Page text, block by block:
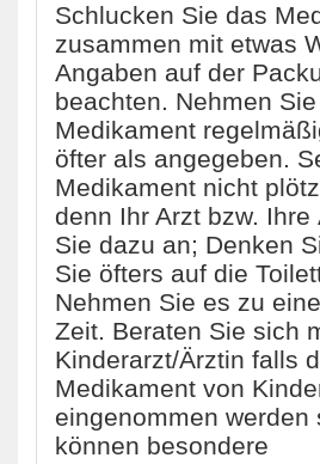
Schlucken Sie das
zusammen mit etwas
Angaben auf der
beachten. Nehmen
Medikament
öfter als angegeben.
Medikament nicht
denn Ihr Arzt bzw. Ihre
Sie dazu an; Denken
Sie öfters auf die
Nehmen Sie es zu
Zeit. Beraten Sie sich
Kinderarzt/Ärztin falls
Medikament von
eingenommen werden
können besondere